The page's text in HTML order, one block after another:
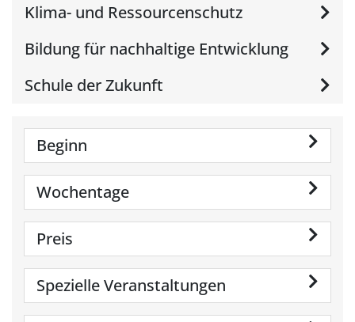
Klima- und Ressourcenschutz
Bildung für nachhaltige Entwicklung
Schule der Zukunft
Beginn
Wochentage
Preis
Spezielle Veranstaltungen